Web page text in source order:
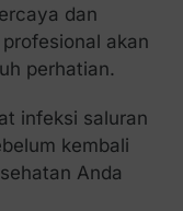
dan
akan
perhatian.
infeksi saluran
kembali
Anda